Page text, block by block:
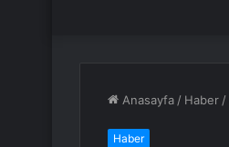
Anasayfa / Haber /
Haber